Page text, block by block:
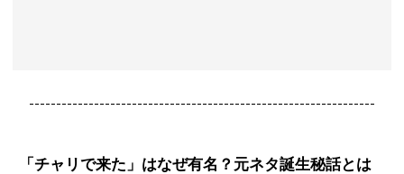
----------------------------------------------------------------
「チャリで来た」はなぜ有名？元ネタ誕生秘話とは